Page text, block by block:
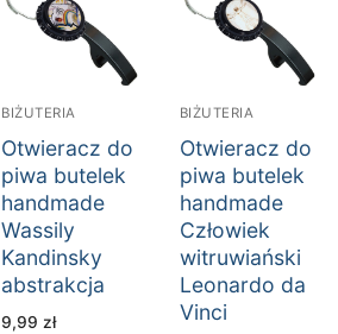
BIŻUTERIA
Otwieracz do
piwa butelek
handmade
Wassily
Kandinsky
abstrakcja
9,99zł
BIŻUTERIA
Otwieracz do
piwa butelek
handmade
Człowiek
witruwiański
Leonardo da
Vinci